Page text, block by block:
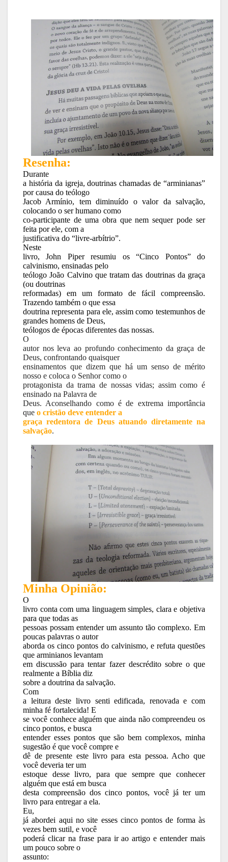
Resenha:
Durante
a história da igreja, doutrinas chamadas de “arminianas”
por causa do teólogo
Jacob Armínio, tem diminuído o valor da salvação,
colocando o ser humano como
co-participante de uma obra que nem sequer pode ser
feita por ele, com a
justificativa do “livre-arbítrio”.
Neste
livro, John Piper resumiu os “Cinco Pontos” do
calvinismo, ensinadas pelo
teólogo João Calvino que tratam das doutrinas da graça
(ou doutrinas
reformadas) em um formato de fácil compreensão.
Trazendo também o que essa
doutrina representa para ele, assim como testemunhos de
grandes homens de Deus,
teólogos de épocas diferentes das nossas.
O
autor nos leva ao profundo conhecimento da graça de
Deus, confrontando quaisquer
ensinamentos que dizem que há um senso de mérito
nosso e coloca o Senhor como o
protagonista da trama de nossas vidas; assim como é
ensinado na Palavra de
Deus. Aconselhando como é de extrema importância
que o cristão deve entender a
graça redentora de Deus atuando diretamente na
salvação.
Minha Opinião:
O
livro conta com uma linguagem simples, clara e objetiva
para que todas as
pessoas possam entender um assunto tão complexo. Em
poucas palavras o autor
aborda os cinco pontos do calvinismo, e refuta questões
que arminianos levantam
em discussão para tentar fazer descrédito sobre o que
realmente a Bíblia diz
sobre a doutrina da salvação.
Com
a leitura deste livro senti edificada, renovada e com
minha fé fortalecida! E
se você conhece alguém que ainda não compreendeu os
cinco pontos, e busca
entender esses pontos que são bem complexos, minha
sugestão é que você compre e
dê de presente este livro para esta pessoa. Acho que
você deveria ter um
estoque desse livro, para que sempre que conhecer
alguém que está em busca
desta compreensão dos cinco pontos, você já ter um
livro para entregar a ela.
Eu,
já abordei aqui no site esses cinco pontos de forma às
vezes bem sutil, e você
poderá clicar na frase para ir ao artigo e entender mais
um pouco sobre o
assunto: